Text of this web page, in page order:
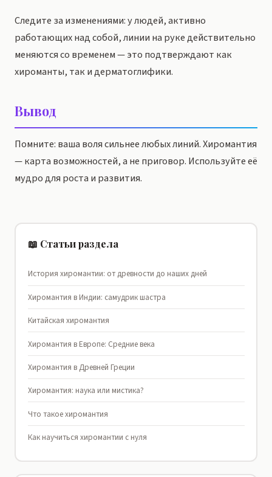
Следите за изменениями: у людей, активно
работающих над собой, линии на руке действительно
меняются со временем — это подтверждают как
хироманты, так и дерматоглифики.
Вывод
Помните: ваша воля сильнее любых линий. Хиромантия
— карта возможностей, а не приговор. Используйте её
мудро для роста и развития.
📖 Статьи раздела
История хиромантии: от древности до наших дней
Хиромантия в Индии: самудрик шастра
Китайская хиромантия
Хиромантия в Европе: Средние века
Хиромантия в Древней Греции
Хиромантия: наука или мистика?
Что такое хиромантия
Как научиться хиромантии с нуля